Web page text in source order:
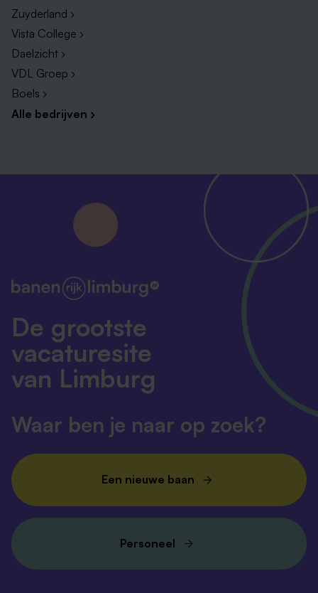
Zuyderland ›
Vista College ›
Daelzicht ›
VDL Groep ›
Boels ›
Alle bedrijven ›
De grootste
vacaturesite
van Limburg
Waar ben je naar op zoek?
Een nieuwe baan
Personeel